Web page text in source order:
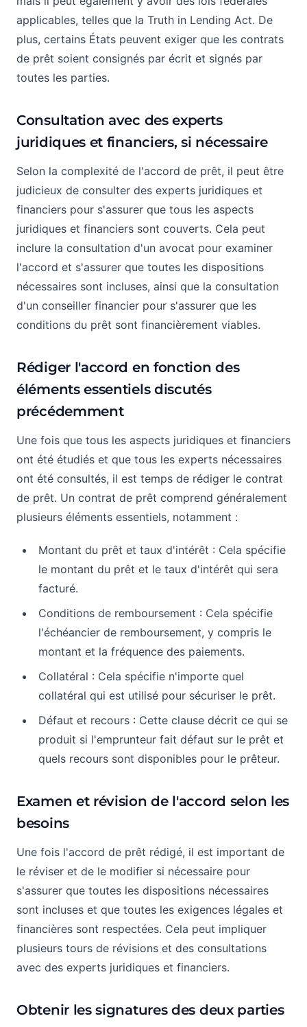
applicables, telles que la Truth in Lending Act. De
plus, certains États peuvent exiger que les contrats
de prêt soient consignés par écrit et signés par
toutes les parties.
Consultation avec des experts
juridiques et financiers, si nécessaire
Selon la complexité de l'accord de prêt, il peut être
judicieux de consulter des experts juridiques et
financiers pour s'assurer que tous les aspects
juridiques et financiers sont couverts. Cela peut
inclure la consultation d'un avocat pour examiner
l'accord et s'assurer que toutes les dispositions
nécessaires sont incluses, ainsi que la consultation
d'un conseiller financier pour s'assurer que les
conditions du prêt sont financièrement viables.
Rédiger l'accord en fonction des
éléments essentiels discutés
précédemment
Une fois que tous les aspects juridiques et financiers
ont été étudiés et que tous les experts nécessaires
ont été consultés, il est temps de rédiger le contrat
de prêt. Un contrat de prêt comprend généralement
plusieurs éléments essentiels, notamment :
Montant du prêt et taux d'intérêt : Cela spécifie
le montant du prêt et le taux d'intérêt qui sera
facturé.
Conditions de remboursement : Cela spécifie
l'échéancier de remboursement, y compris le
montant et la fréquence des paiements.
Collatéral : Cela spécifie n'importe quel
collatéral qui est utilisé pour sécuriser le prêt.
Défaut et recours : Cette clause décrit ce qui se
produit si l'emprunteur fait défaut sur le prêt et
quels recours sont disponibles pour le prêteur.
Examen et révision de l'accord selon les
besoins
Une fois l'accord de prêt rédigé, il est important de
le réviser et de le modifier si nécessaire pour
s'assurer que toutes les dispositions nécessaires
sont incluses et que toutes les exigences légales et
financières sont respectées. Cela peut impliquer
plusieurs tours de révisions et des consultations
avec des experts juridiques et financiers.
Obtenir les signatures des deux parties